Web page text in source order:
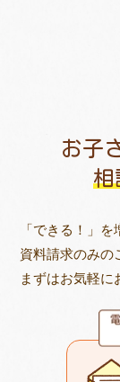
お子
相
「できる！」
資料請求のみの
まずはお気軽に